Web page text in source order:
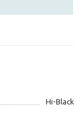
Hi-Black